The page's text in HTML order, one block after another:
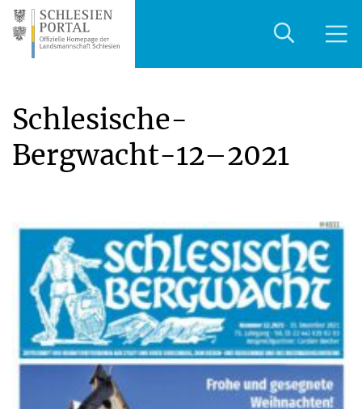
Schlesische-
Bergwacht-12–2021